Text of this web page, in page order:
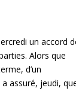
un accord
Alors que
d’un
assuré, jeudi,